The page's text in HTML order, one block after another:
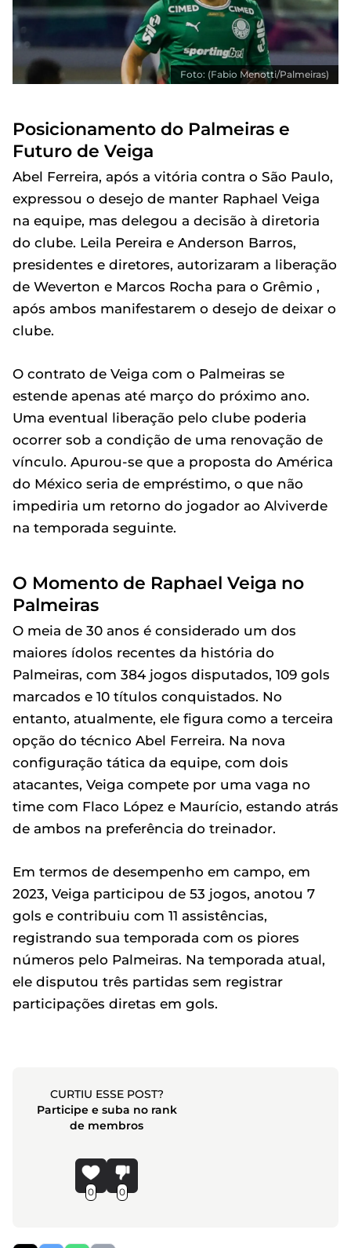
Foto: (Fabio Menotti/Palmeiras)
Posicionamento do Palmeiras e
Futuro de Veiga
Abel Ferreira, após a vitória contra o São Paulo,
expressou o desejo de manter Raphael Veiga
na equipe, mas delegou a decisão à diretoria
do clube. Leila Pereira e Anderson Barros,
presidentes e diretores, autorizaram a liberação
de Weverton e Marcos Rocha para o Grêmio ,
após ambos manifestarem o desejo de deixar o
clube.
O contrato de Veiga com o Palmeiras se
estende apenas até março do próximo ano.
Uma eventual liberação pelo clube poderia
ocorrer sob a condição de uma renovação de
vínculo. Apurou-se que a proposta do América
do México seria de empréstimo, o que não
impediria um retorno do jogador ao Alviverde
na temporada seguinte.
O Momento de Raphael Veiga no
Palmeiras
O meia de 30 anos é considerado um dos
maiores ídolos recentes da história do
Palmeiras, com 384 jogos disputados, 109 gols
marcados e 10 títulos conquistados. No
entanto, atualmente, ele figura como a terceira
opção do técnico Abel Ferreira. Na nova
configuração tática da equipe, com dois
atacantes, Veiga compete por uma vaga no
time com Flaco López e Maurício, estando atrás
de ambos na preferência do treinador.
Em termos de desempenho em campo, em
2023, Veiga participou de 53 jogos, anotou 7
gols e contribuiu com 11 assistências,
registrando sua temporada com os piores
números pelo Palmeiras. Na temporada atual,
ele disputou três partidas sem registrar
participações diretas em gols.
CURTIU ESSE POST?
Participe e suba no rank
de membros
0 0